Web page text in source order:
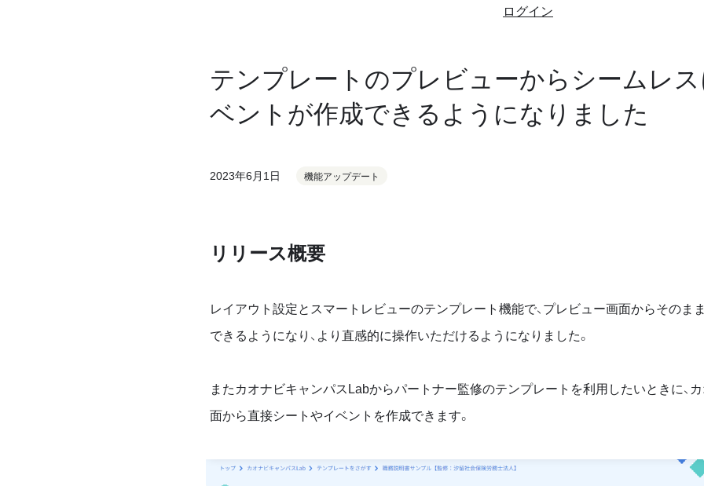
ログイン
テンプレートのプレビューからシームレス
ベントが作成できるようになりました
2023年6月1日 機能アップデート
リリース概要
レイアウト設定とスマートレビューのテンプレート機能で、プレビュー画面からそのま
できるようになり、より直感的に操作いただけるようになりました。
またカオナビキャンパスLabからパートナー監修のテンプレートを利用したいときに、
面から直接シートやイベントを作成できます。